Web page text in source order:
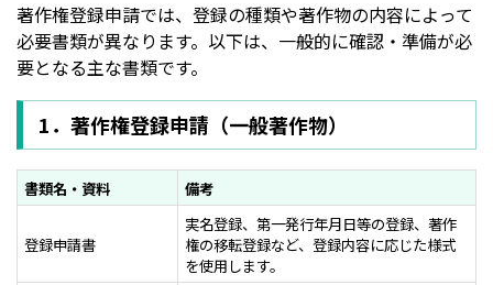
著作権登録申請では、登録の種類や著作物の内容によって
必要書類が異なります。以下は、一般的に確認・準備が必
要となる主な書類です。
1．著作権登録申請（一般著作物）
書類名・資料 備考
登録申請書
実名登録、第一発行年月日等の登録、著作
権の移転登録など、登録内容に応じた様式
を使用します。